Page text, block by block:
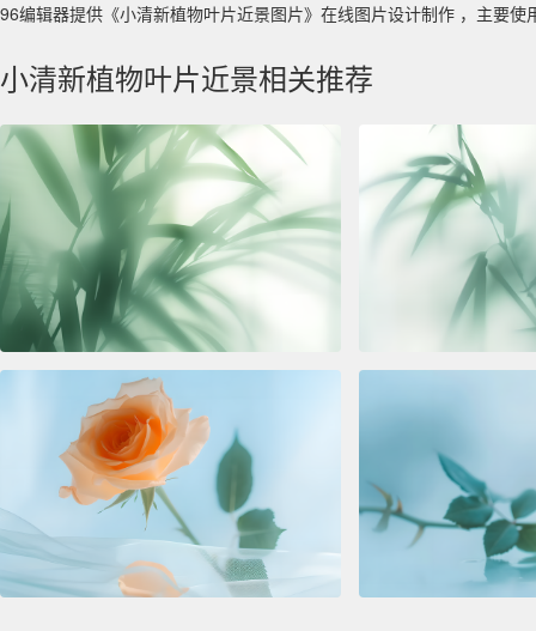
96编辑器提供《小清新植物叶片近景图片》在线图片设计制作 ，主要
小清新植物叶片近景相关推荐